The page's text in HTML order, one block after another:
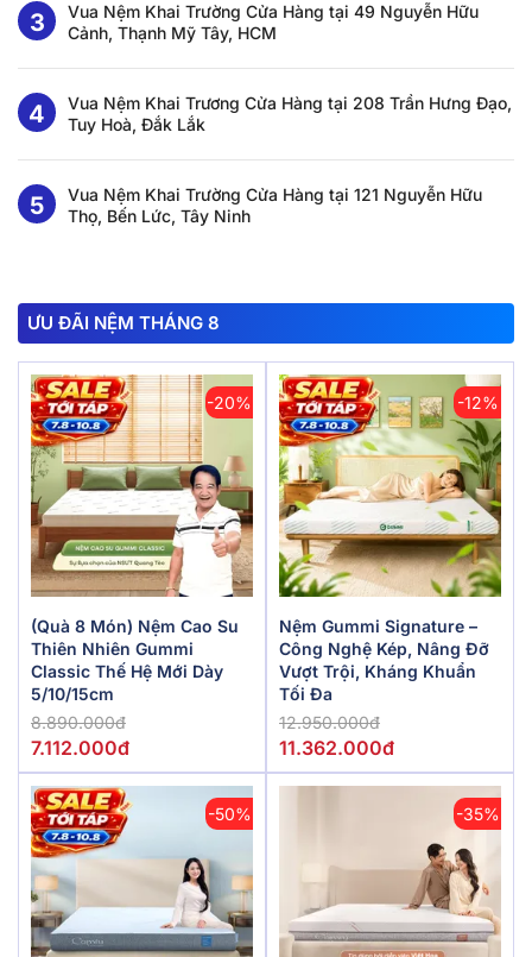
Vua Nệm Khai Trường Cửa Hàng tại 49 Nguyễn Hữu
Cảnh, Thạnh Mỹ Tây, HCM
Vua Nệm Khai Trương Cửa Hàng tại 208 Trần Hưng Đạo,
Tuy Hoà, Đắk Lắk
Vua Nệm Khai Trường Cửa Hàng tại 121 Nguyễn Hữu
Thọ, Bến Lức, Tây Ninh
ƯU ĐÃI NỆM THÁNG 8
-20%
(Quà 8 Món) Nệm Cao Su
Thiên Nhiên Gummi
Classic Thế Hệ Mới Dày
5/10/15cm
8.890.000đ
7.112.000đ
-12%
Nệm Gummi Signature –
Công Nghệ Kép, Nâng Đỡ
Vượt Trội, Kháng Khuẩn
Tối Đa
12.950.000đ
11.362.000đ
-50% -35%